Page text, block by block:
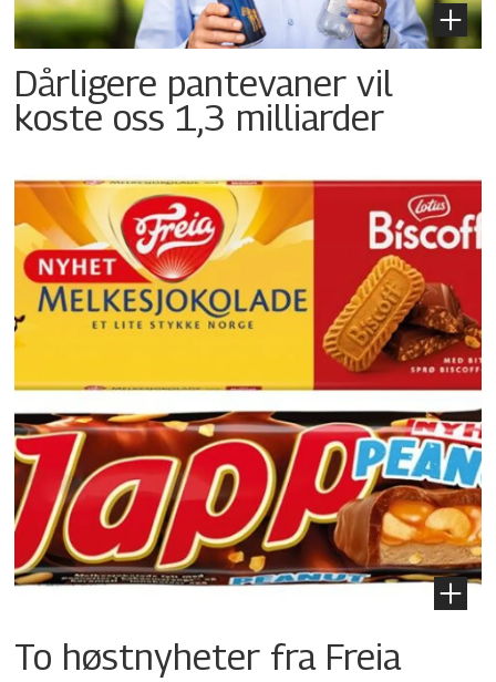
Dårligere pantevaner vil
koste oss 1,3 milliarder
To høstnyheter fra Freia